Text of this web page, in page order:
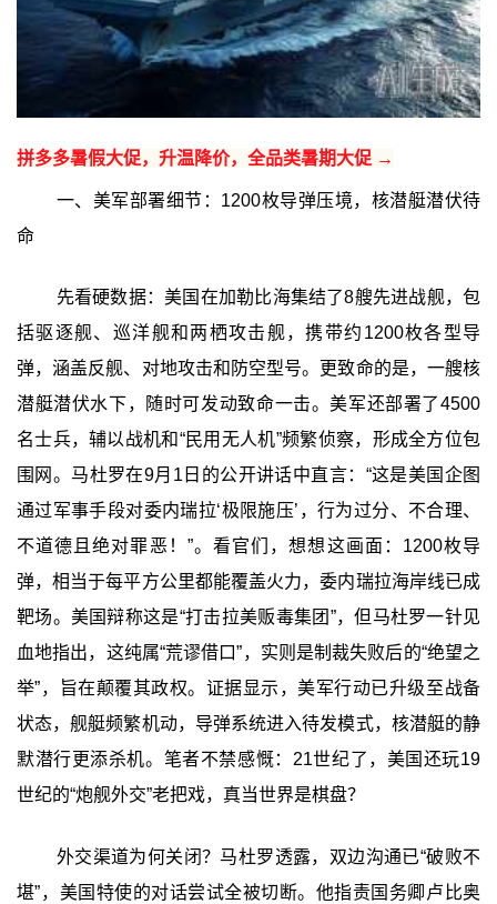
拼多多暑假大促，升温降价，全品类暑期大促 →
一、美军部署细节：1200枚导弹压境，核潜艇潜伏待
命
先看硬数据：美国在加勒比海集结了8艘先进战舰，包
括驱逐舰、巡洋舰和两栖攻击舰，携带约1200枚各型导
弹，涵盖反舰、对地攻击和防空型号。更致命的是，一艘核
潜艇潜伏水下，随时可发动致命一击。美军还部署了4500
名士兵，辅以战机和“民用无人机”频繁侦察，形成全方位包
围网。马杜罗在9月1日的公开讲话中直言：“这是美国企图
通过军事手段对委内瑞拉‘极限施压’，行为过分、不合理、
不道德且绝对罪恶！”。看官们，想想这画面：1200枚导
弹，相当于每平方公里都能覆盖火力，委内瑞拉海岸线已成
靶场。美国辩称这是“打击拉美贩毒集团”，但马杜罗一针见
血地指出，这纯属“荒谬借口”，实则是制裁失败后的“绝望之
举”，旨在颠覆其政权。证据显示，美军行动已升级至战备
状态，舰艇频繁机动，导弹系统进入待发模式，核潜艇的静
默潜行更添杀机。笔者不禁感慨：21世纪了，美国还玩19
世纪的“炮舰外交”老把戏，真当世界是棋盘？
外交渠道为何关闭？马杜罗透露，双边沟通已“破败不
堪”，美国特使的对话尝试全被切断。他指责国务卿卢比奥